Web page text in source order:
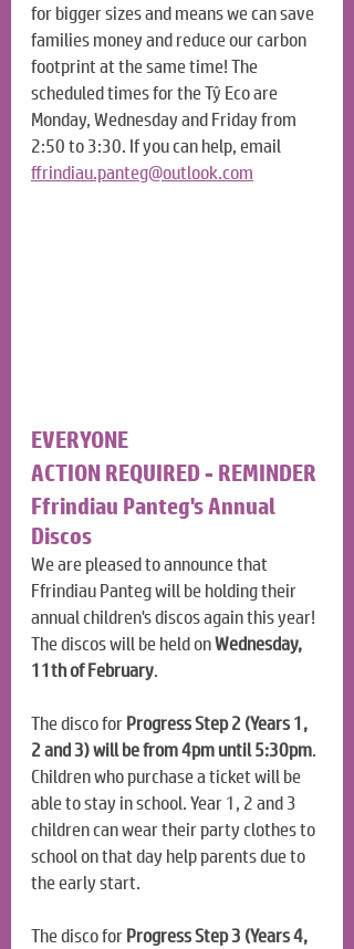
for bigger sizes and means we can save
families money and reduce our carbon
footprint at the same time! The
scheduled times for the Tŷ Eco are
Monday, Wednesday and Friday from
2:50 to 3:30. If you can help, email
ffrindiau.panteg@outlook.com
EVERYONE
ACTION REQUIRED - REMINDER
Ffrindiau Panteg's Annual
Discos
We are pleased to announce that
Ffrindiau Panteg will be holding their
annual children's discos again this year!
The discos will be held on Wednesday,
11th of February.
The disco for Progress Step 2 (Years 1,
2 and 3) will be from 4pm until 5:30pm.
Children who purchase a ticket will be
able to stay in school. Year 1, 2 and 3
children can wear their party clothes to
school on that day help parents due to
the early start.
The disco for Progress Step 3 (Years 4,